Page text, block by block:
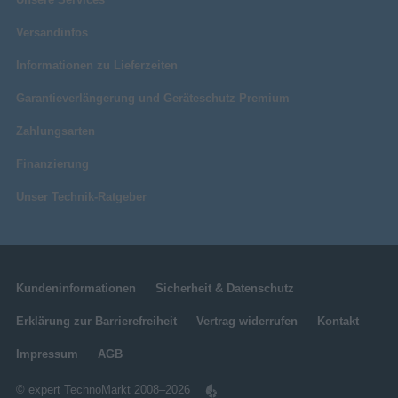
Versandinfos
Informationen zu Lieferzeiten
Garantieverlängerung und Geräteschutz Premium
Zahlungsarten
Finanzierung
Unser Technik-Ratgeber
Kundeninformationen Sicherheit & Datenschutz
Erklärung zur Barrierefreiheit Vertrag widerrufen Kontakt
Impressum AGB
© expert TechnoMarkt 2008–2026